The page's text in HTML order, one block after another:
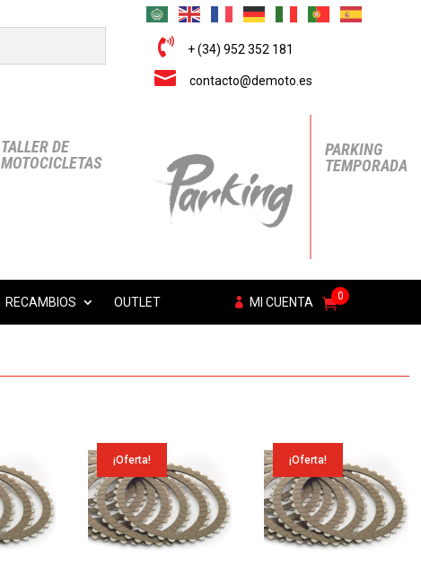
 + (34) 952 352 181
 contacto@demoto.es
TALLER DE
MOTOCICLETAS
PARKING
TEMPORADA
RECAMBIOS OUTLET MI CUENTA 0
¡Oferta! ¡Oferta!